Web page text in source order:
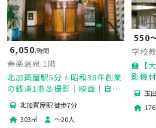
6,050/時間
寿楽温泉 1階
北加賀屋駅5分🚶昭和38年創業
の銭湯1階♨️撮影｜映画｜自然
光｜古民家｜ワークショップ｜
イベント｜会議｜Wi-Fi完備
北加賀屋駅 徒歩7分
303㎡ 〜20人
550
学校
🏫【
影機
オ 玉
176